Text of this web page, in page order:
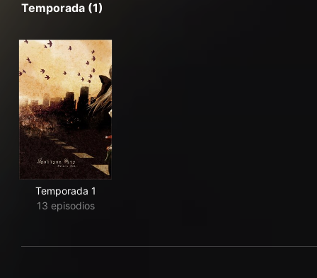
Temporada (1)
Temporada 1
13 episodios